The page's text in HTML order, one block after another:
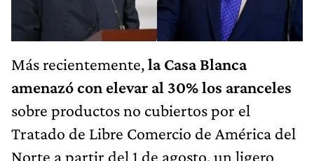
Más recientemente,la Casa Blanca
amenazó con elevar al 30% los aranceles
sobre productos no cubiertos por el
Tratado de Libre Comercio de América del
Norte a partir del 1 de agosto, un ligero